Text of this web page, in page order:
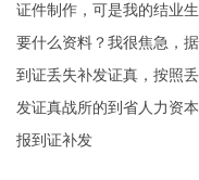
证件制作，可是我的结业
要什么资料？我很焦急，
到证丢失补发证真，按照
发证真战所的到省人力资
报到证补发